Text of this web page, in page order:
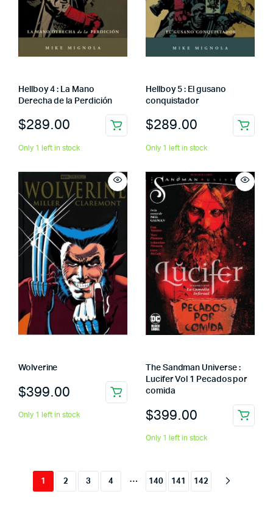
Hellboy 4 : La Mano
Derecha de la Perdición
$289.00
Only 1 left in stock
Hellboy 5 : El gusano
conquistador
$289.00
Only 1 left in stock
Wolverine
$399.00
Only 1 left in stock
The Sandman Universe :
Lucifer Vol 1 Pecados por
comida
$399.00
Only 1 left in stock
1 2 3 4 … 140 141 142